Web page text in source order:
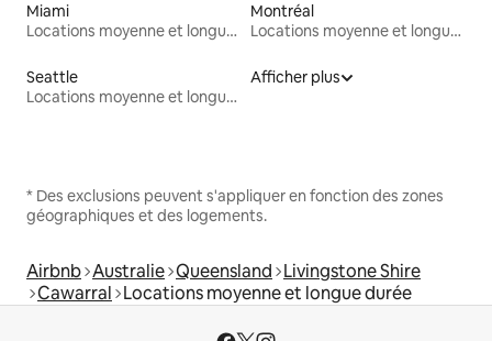
Miami
Locations moyenne et longue durée
Montréal
Locations moyenne et longue durée
Seattle
Locations moyenne et longue durée
Afficher plus
* Des exclusions peuvent s'appliquer en fonction des zones
géographiques et des logements.
Airbnb Australie Queensland Livingstone Shire
Cawarral Locations moyenne et longue durée